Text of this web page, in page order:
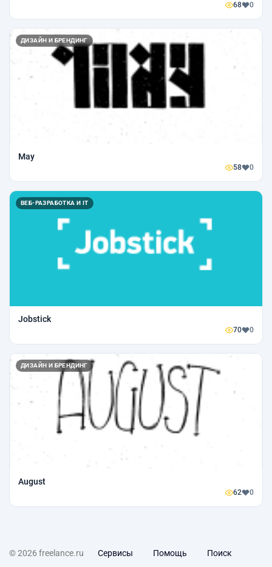
68 0
ДИЗАЙН И БРЕНДИНГ
May
58 0
ВЕБ-РАЗРАБОТКА И IT
Jobstick
70 0
ДИЗАЙН И БРЕНДИНГ
August
62 0
© 2026 freelance.ru Сервисы Помощь Поиск